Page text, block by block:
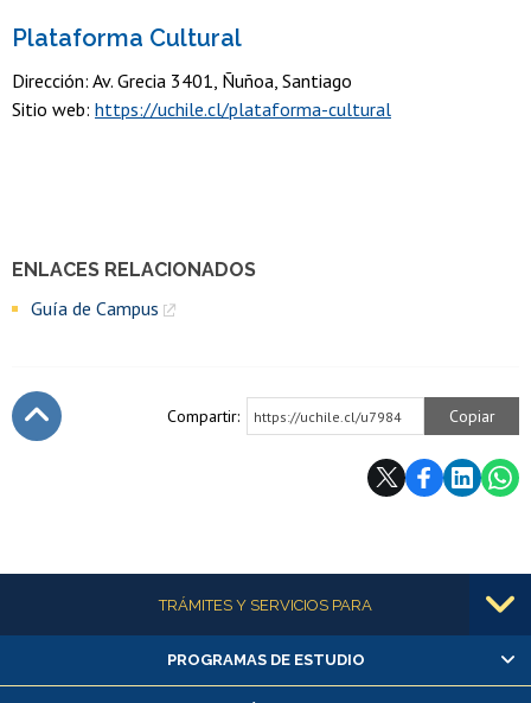
ENLACES RELACIONADOS
Guía de Campus
Plataforma Cultural
Dirección: Av. Grecia 3401, Ñuñoa, Santiago
Sitio web: https://uchile.cl/plataforma-cultural
Compartir: https://uchile.cl/u7984 Copiar
Más informaciónTRÁMITES Y SERVICIOS PARA
Alumnas/os y exalumnas/os
PROGRAMAS DE ESTUDIO